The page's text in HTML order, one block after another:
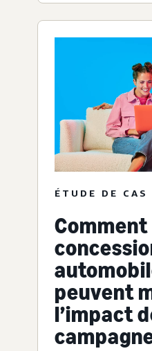
ÉTUDE DE CAS
Comment
peuvent
l’impact